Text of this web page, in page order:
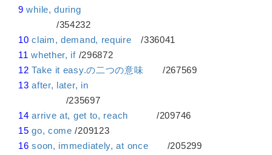
9 while, during
/354232
10 claim, demand, require /336041
11 whether, if/296872
12 Take it easy.の二つの意味 /267569
13 after, later, in
/235697
14 arrive at, get to, reach /209746
15 go, come /209123
16 soon, immediately, at once /205299